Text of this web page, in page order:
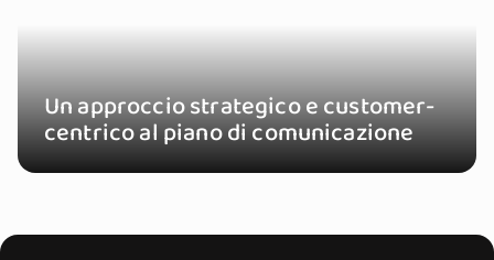
Un approccio strategico e customer-
centrico al piano di comunicazione